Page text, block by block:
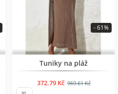
BESTSELLER
Tuniky na pláž
372.79 Kč 969.61 Kč
- 61%